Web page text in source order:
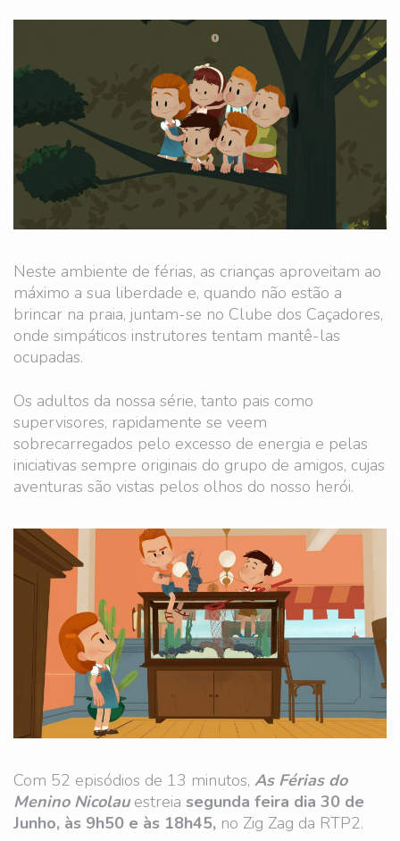
Neste ambiente de férias, as crianças aproveitam ao
máximo a sua liberdade e, quando não estão a
brincar na praia, juntam-se no Clube dos Caçadores,
onde simpáticos instrutores tentam mantê-las
ocupadas.
Os adultos da nossa série, tanto pais como
supervisores, rapidamente se veem
sobrecarregados pelo excesso de energia e pelas
iniciativas sempre originais do grupo de amigos, cujas
aventuras são vistas pelos olhos do nosso herói.
Com 52 episódios de 13 minutos, As Férias do
Menino Nicolauestreia segunda feira dia 30 de
Junho, às 9h50 e às 18h45, no Zig Zag da RTP2.